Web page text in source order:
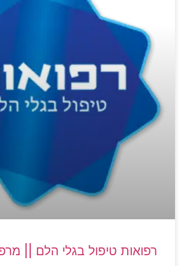
רפואות טיפול בגלי הלם ||